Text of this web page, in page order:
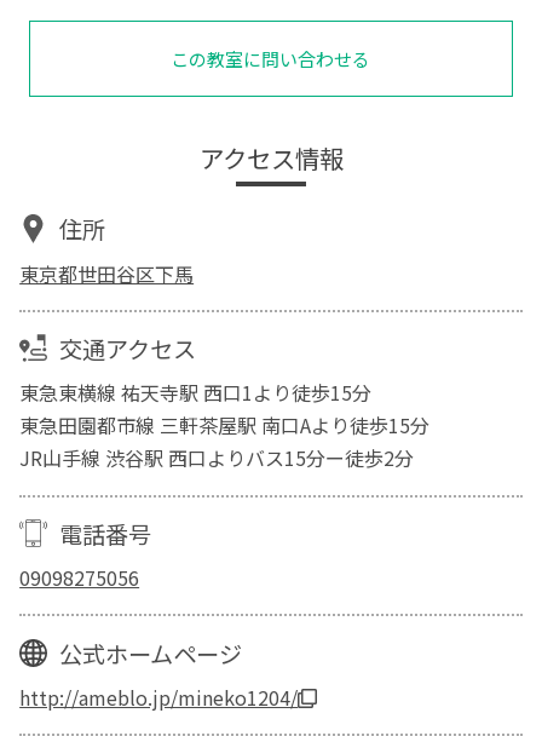
この教室に問い合わせる
アクセス情報
住所
東京都世田谷区下馬
交通アクセス
東急東横線 祐天寺駅 西口1より徒歩15分
東急田園都市線 三軒茶屋駅 南口Aより徒歩15分
JR山手線 渋谷駅 西口よりバス15分ー徒歩2分
電話番号
09098275056
公式ホームページ
http://ameblo.jp/mineko1204/